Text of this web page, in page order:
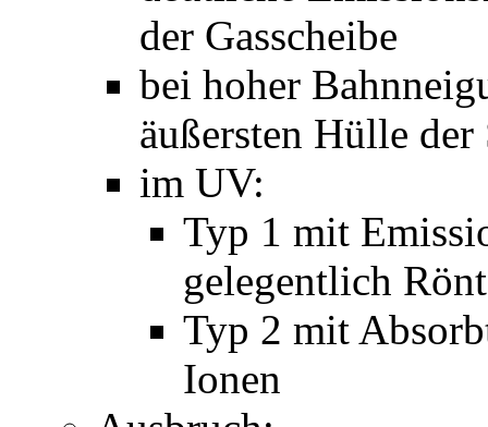
der Gasscheibe
bei hoher
äußersten Hülle der
im UV:
Typ 1 mit
gelegentlich
Typ 2 mit
Ionen